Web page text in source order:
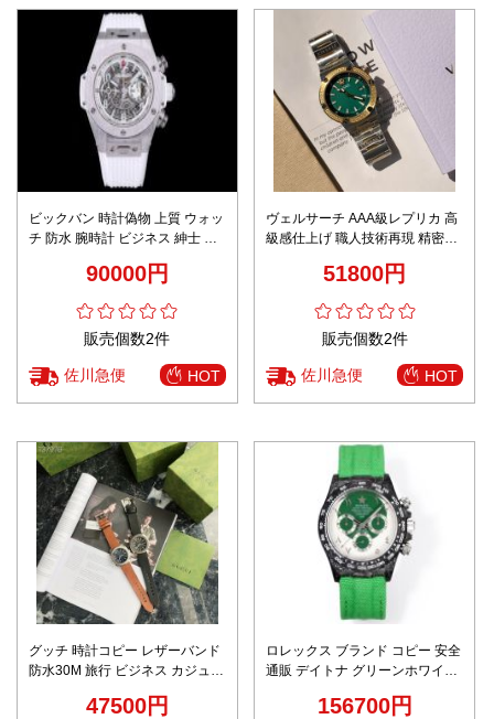
ビックバン 時計偽物 上質 ウォッ
チ 防水 腕時計 ビジネス 紳士 夜
90000円
販売個数2件
佐川急便 HOT
ヴェルサーチ AAA級レプリカ 高
級感仕上げ 職人技術再現 精密デ
ダイヤル 2025新作
51800円
販売個数2件
佐川急便 HOT
グッチ 時計コピー レザーバンド
防水30M 旅行 ビジネス カジュア
47500円
ロレックス ブランド コピー 安全
通販 デイトナ グリーンホワイト
安心の日本倉庫156700円